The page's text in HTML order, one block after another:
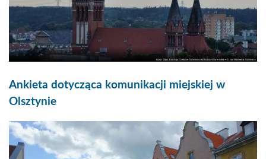
Ankieta dotycząca komunikacji miejskiej w
Olsztynie